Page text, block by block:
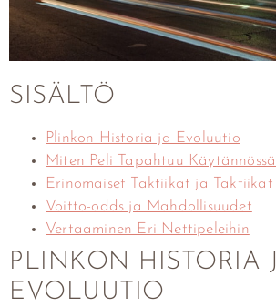
SISÄLTÖ
Plinkon Historia ja Evoluutio
Miten Peli Tapahtuu Käytännössä
Erinomaiset Taktiikat ja Taktiikat
Voitto-odds ja Mahdollisuudet
Vertaaminen Eri Nettipeleihin
PLINKON HISTORIA
EVOLUUTIO